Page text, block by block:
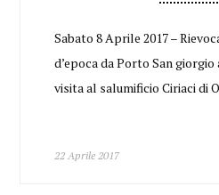
Sabato 8 Aprile 2017 –
d’epoca da Porto San
visita al salumificio Ciriaci di
22 Aprile 2017